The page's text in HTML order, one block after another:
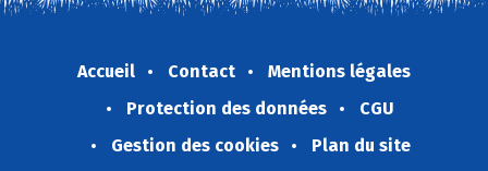
Accueil Contact
Mentions légales
Protection des données
CGU
Gestion des cookies
Plan du site